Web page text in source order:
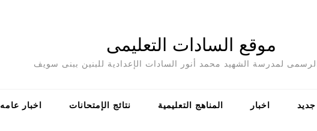
موقع السادات التعليمى
لمدرسة الشهيد محمد أنور السادات الإعدادية للبنين ببنى سويف
جديد اخبار المناهج التعليمية نتائج الإمتحانات اخبار عامه